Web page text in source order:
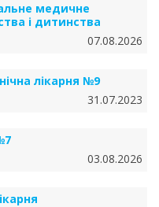
медичне
і дитинства
07.08.2026
лікарня №9
31.07.2023
03.08.2026